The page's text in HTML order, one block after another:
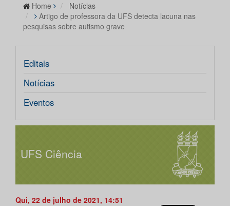
Home
Notícias
Artigo de professora da UFS detecta lacuna nas
pesquisas sobre autismo grave
Editais
Notícias
Eventos
UFS Ciência
Qui, 22 de julho de 2021, 14:51